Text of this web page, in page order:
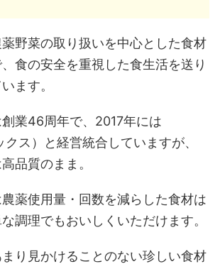
野菜の取り扱いを中心とした食材
食の安全を重視した食生活を送り
ます。
業46周年で、2017年には
ス）と経営統合していますが、
品質のまま。
薬使用量・回数を減らした食材は
調理でもおいしくいただけます。
り見かけることのない珍しい食材